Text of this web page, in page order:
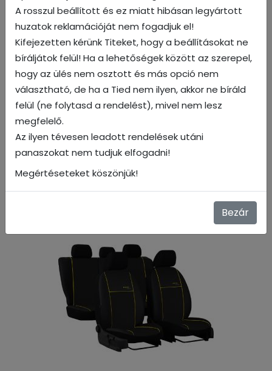
Fekete
A rosszul beállított és ez miatt hibásan legyártott
huzatok reklamációját nem fogadjuk el!
Kifejezetten kérünk Titeket, hogy a beállításokat ne
bíráljátok felül! Ha a lehetőségek között az szerepel,
hogy az ülés nem osztott és más opció nem
választható, de ha a Tied nem ilyen, akkor ne bíráld
felül (ne folytasd a rendelést), mivel nem lesz
megfelelő.
Az ilyen tévesen leadott rendelések utáni
panaszokat nem tudjuk elfogadni!
Megértéseteket köszönjük!
Bezár